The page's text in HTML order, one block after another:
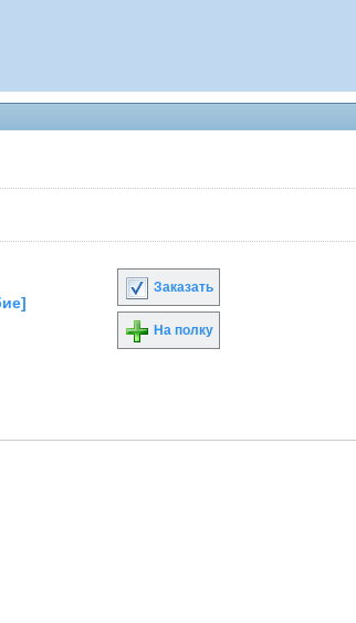
Заказать
На полку